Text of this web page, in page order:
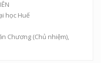
học Huế
Chương (Chủ nhiệm),